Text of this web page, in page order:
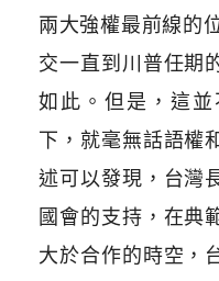
兩大強權最前線的
交一直到川普任期
如此。但是，這
下，就毫無話語權
述可以發現，台灣
國會的支持，在典
大於合作的時空，